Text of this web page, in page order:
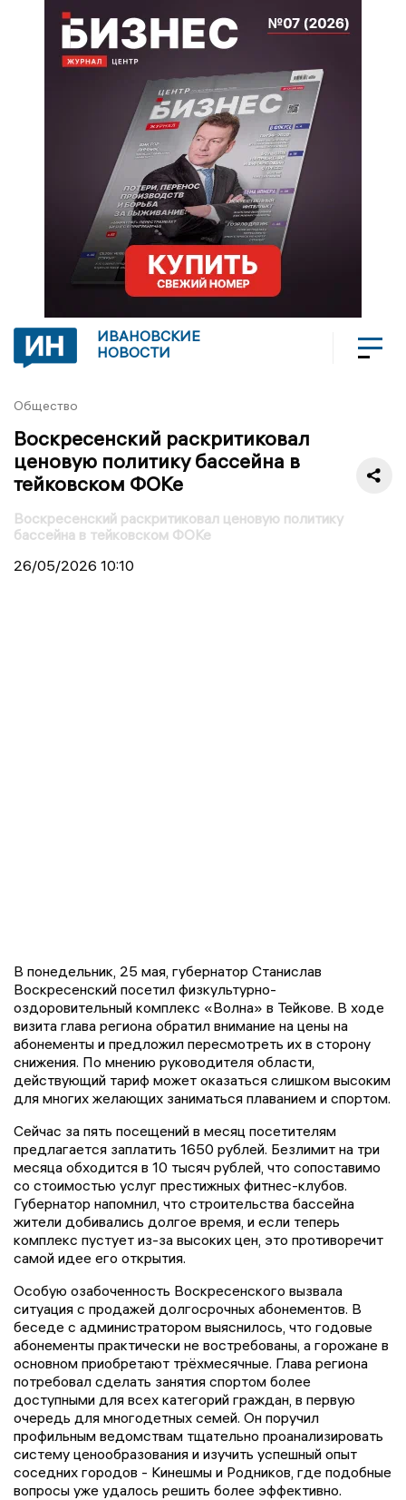
ИВАНОВСКИЕ
НОВОСТИ
Общество
Воскресенский раскритиковал
ценовую политику бассейна в
тейковском ФОКе
Воскресенский раскритиковал ценовую политику
бассейна в тейковском ФОКе
26/05/2026 10:10
В понедельник, 25 мая, губернатор Станислав
Воскресенский посетил физкультурно-
оздоровительный комплекс «Волна» в Тейкове. В ходе
визита глава региона обратил внимание на цены на
абонементы и предложил пересмотреть их в сторону
снижения. По мнению руководителя области,
действующий тариф может оказаться слишком высоким
для многих желающих заниматься плаванием и спортом.
Сейчас за пять посещений в месяц посетителям
предлагается заплатить 1650 рублей. Безлимит на три
месяца обходится в 10 тысяч рублей, что сопоставимо
со стоимостью услуг престижных фитнес-клубов.
Губернатор напомнил, что строительства бассейна
жители добивались долгое время, и если теперь
комплекс пустует из-за высоких цен, это противоречит
самой идее его открытия.
Особую озабоченность Воскресенского вызвала
ситуация с продажей долгосрочных абонементов. В
беседе с администратором выяснилось, что годовые
абонементы практически не востребованы, а горожане в
основном приобретают трёхмесячные. Глава региона
потребовал сделать занятия спортом более
доступными для всех категорий граждан, в первую
очередь для многодетных семей. Он поручил
профильным ведомствам тщательно проанализировать
систему ценообразования и изучить успешный опыт
соседних городов - Кинешмы и Родников, где подобные
вопросы уже удалось решить более эффективно.